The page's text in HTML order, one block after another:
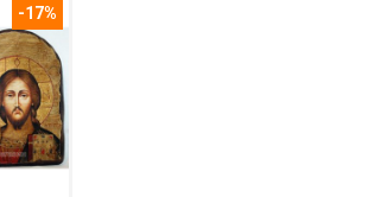
-17%